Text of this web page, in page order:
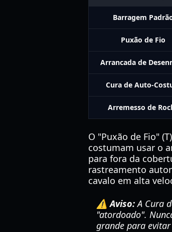
Barragem
Puxão de Fio
Arrancada de
Cura de Auto-
Arremesso de
O "Puxão de Fio"
costumam usar o
para fora da
rastreamento
cavalo em alta
⚠️ Aviso:A Cura
"atordoado".
grande para